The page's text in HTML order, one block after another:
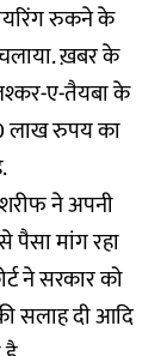
रुकने के
ख़बर के
ए-तैयबा के
लाख रुपय का
ने अपनी
पैसा मांग रहा
ने सरकार को
सलाह दी आदि